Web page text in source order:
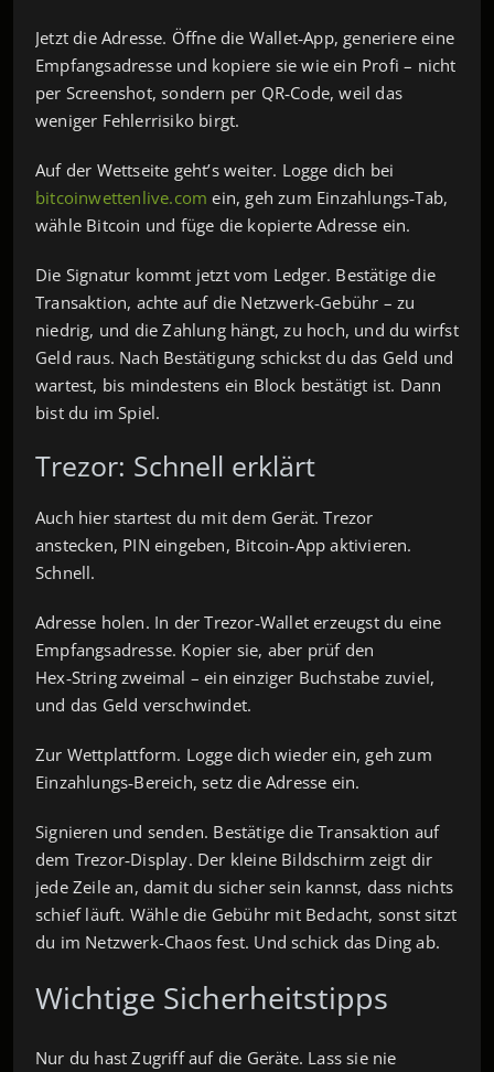
Jetzt die Adresse. Öffne die Wallet‑App, generiere eine
Empfangsadresse und kopiere sie wie ein Profi – nicht
per Screenshot, sondern per QR‑Code, weil das
weniger Fehlerrisiko birgt.
Auf der Wettseite geht’s weiter. Logge dich bei
bitcoinwettenlive.com ein, geh zum Einzahlungs‑Tab,
wähle Bitcoin und füge die kopierte Adresse ein.
Die Signatur kommt jetzt vom Ledger. Bestätige die
Transaktion, achte auf die Netzwerk‑Gebühr – zu
niedrig, und die Zahlung hängt, zu hoch, und du wirfst
Geld raus. Nach Bestätigung schickst du das Geld und
wartest, bis mindestens ein Block bestätigt ist. Dann
bist du im Spiel.
Trezor: Schnell erklärt
Auch hier startest du mit dem Gerät. Trezor
anstecken, PIN eingeben, Bitcoin‑App aktivieren.
Schnell.
Adresse holen. In der Trezor‑Wallet erzeugst du eine
Empfangsadresse. Kopier sie, aber prüf den
Hex‑String zweimal – ein einziger Buchstabe zuviel,
und das Geld verschwindet.
Zur Wettplattform. Logge dich wieder ein, geh zum
Einzahlungs‑Bereich, setz die Adresse ein.
Signieren und senden. Bestätige die Transaktion auf
dem Trezor‑Display. Der kleine Bildschirm zeigt dir
jede Zeile an, damit du sicher sein kannst, dass nichts
schief läuft. Wähle die Gebühr mit Bedacht, sonst sitzt
du im Netzwerk-Chaos fest. Und schick das Ding ab.
Wichtige Sicherheitstipps
Nur du hast Zugriff auf die Geräte. Lass sie nie